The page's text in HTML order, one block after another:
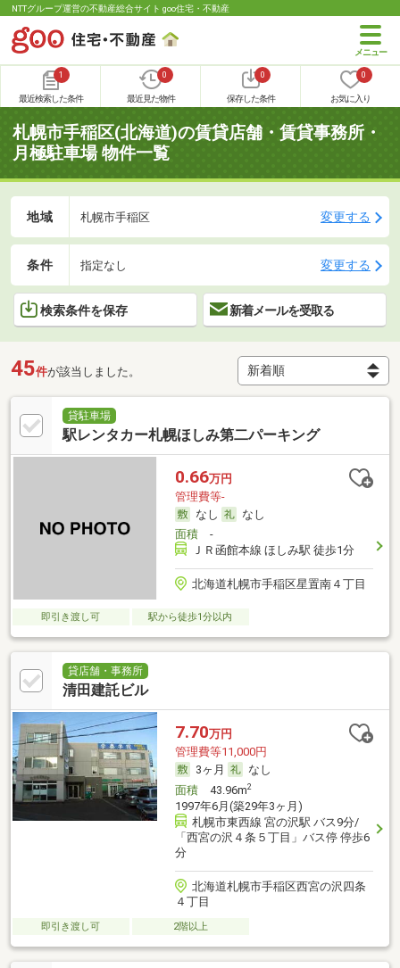
NTTグループ運営の不動産総合サイト goo住宅・不動産
1
最近検索した条件
0
最近見た物件
0
保存した条件
0
お気に入り
札幌市手稲区(北海道)の賃貸店舗・賃貸事務所・
月極駐車場 物件一覧
地域 札幌市手稲区 変更する
条件 指定なし 変更する
検索条件を保存 新着メールを受取る
45件が該当しました。
貸駐車場
駅レンタカー札幌ほしみ第二パーキング
0.66万円
管理費等-
なし
なし
面積-
ＪＲ函館本線 ほしみ駅 徒歩1分
北海道札幌市手稲区星置南４丁目
即引き渡し可 駅から徒歩1分以内
貸店舗・事務所
清田建託ビル
7.70万円
管理費等11,000円
3ヶ月
なし
面積43.96m2
1997年6月(築29年3ヶ月)
札幌市東西線 宮の沢駅 バス9分/
「西宮の沢４条５丁目」バス停 停歩6
分
北海道札幌市手稲区西宮の沢四条
４丁目
即引き渡し可 2階以上